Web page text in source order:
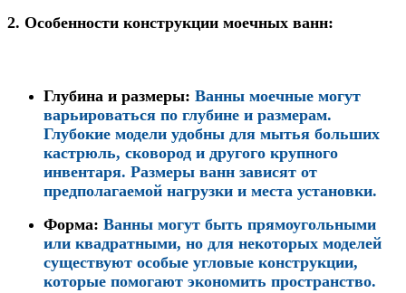
2. Особенности конструкции моечных ванн:
Глубина и размеры: Ванны моечные могут
варьироваться по глубине и размерам.
Глубокие модели удобны для мытья больших
кастрюль, сковород и другого крупного
инвентаря. Размеры ванн зависят от
предполагаемой нагрузки и места установки.
Форма: Ванны могут быть прямоугольными
или квадратными, но для некоторых моделей
существуют особые угловые конструкции,
которые помогают экономить пространство.